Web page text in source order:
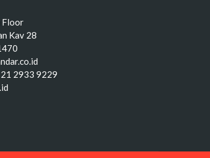
Floor
Kav 28
21 2933 9229